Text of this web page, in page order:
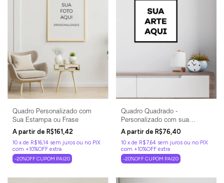
Quadro Personalizado com
Sua Estampa ou Frase
R$161,42
10 x de R$16,14 sem juros
-20%OFF CUPOM PAI20
Quadro Quadrado -
Personalizado com sua
Estampa ou Frase
R$76,40
10 x de R$7,64 sem juros
-20%OFF CUPOM PAI20